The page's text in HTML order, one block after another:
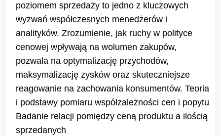
poziomem sprzedaży to jedno z kluczowych
wyzwań współczesnych menedżerów i
analityków. Zrozumienie, jak ruchy w polityce
cenowej wpływają na wolumen zakupów,
pozwala na optymalizację przychodów,
maksymalizację zysków oraz skuteczniejsze
reagowanie na zachowania konsumentów. Teoria
i podstawy pomiaru współzależności cen i popytu
Badanie relacji pomiędzy ceną produktu a ilością
sprzedanych